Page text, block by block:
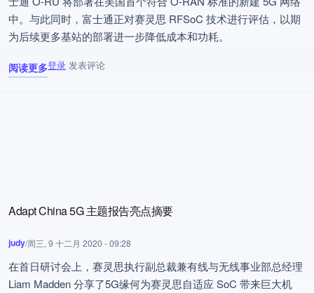
中。与此同时，富士通正对赛灵思 RFSoC 技术进行评估，以期
为后续更多基站的部署进一步降低成本和功耗。
阅读更多
关于 Xilinx 联手富士通助力5G在美部署
登录 发表评论
Adapt China 5G 主题报告亮点摘要
judy/周三, 9 十二月 2020 - 09:28
在首日研讨会上，赛灵思执行副总裁兼有线与无线事业部总经理
Liam Madden 分享了5G缘何为赛灵思自适应 SoC 带来巨大机